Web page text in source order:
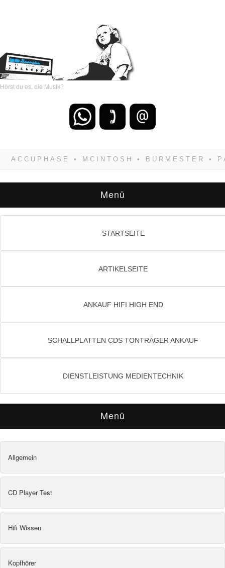
Hörst du es, die Musik?
zwangsläufig siegen! Und noch was: Hifi
Menü
STARTSEITE
ARTIKELSEITE
ANKAUF HIFI HIGH END
SCHALLPLATTEN CDS TONTRÄGER ANKAUF
DIENSTLEISTUNG MEDIENTECHNIK
Menü
Allgemein
CD Player Test
Hifi Wissen
Kopfhörer